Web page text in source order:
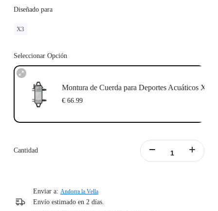
Diseñado para
X3
Seleccionar Opción
Montura de Cuerda para Deportes Acuáticos X3
€ 66.99
Cantidad
Enviar a: Andorra la Vella
Envío estimado en 2 días.